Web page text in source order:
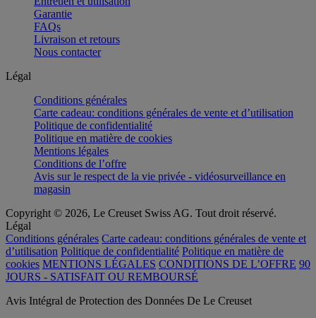
Garantie
FAQs
Livraison et retours
Nous contacter
Légal
Conditions générales
Carte cadeau: conditions générales de vente et d’utilisation
Politique de confidentialité
Politique en matière de cookies
Mentions légales
Conditions de l’offre
Avis sur le respect de la vie privée - vidéosurveillance en
magasin
Copyright © 2026, Le Creuset Swiss AG. Tout droit réservé.
Légal
Conditions générales Carte cadeau: conditions générales de vente et
d’utilisation Politique de confidentialité Politique en matière de
cookies MENTIONS LÉGALES CONDITIONS DE L’OFFRE 90
JOURS - SATISFAIT OU REMBOURSÉ
Avis Intégral de Protection des Données De Le Creuset